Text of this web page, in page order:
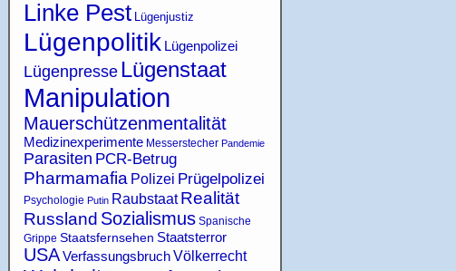
Linke Pest Lügenjustiz
Lügenpolitik Lügenpolizei
Lügenpresse Lügenstaat
Manipulation
Mauerschützenmentalität
Medizinexperimente Messerstecher Pandemie
Parasiten PCR-Betrug
Pharmamafia Polizei Prügelpolizei
Psychologie Putin Raubstaat Realität
Russland Sozialismus Spanische
Grippe Staatsfernsehen Staatsterror
USAVerfassungsbruchVölkerrecht